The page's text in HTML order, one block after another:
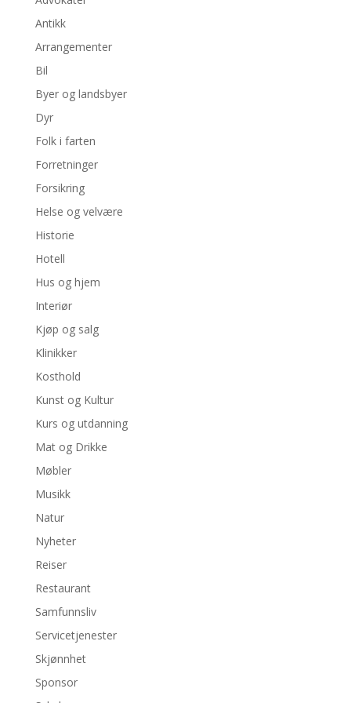
Antikk
Arrangementer
Bil
Byer og landsbyer
Dyr
Folk i farten
Forretninger
Forsikring
Helse og velvære
Historie
Hotell
Hus og hjem
Interiør
Kjøp og salg
Klinikker
Kosthold
Kunst og Kultur
Kurs og utdanning
Mat og Drikke
Møbler
Musikk
Natur
Nyheter
Reiser
Restaurant
Samfunnsliv
Servicetjenester
Skjønnhet
Sponsor